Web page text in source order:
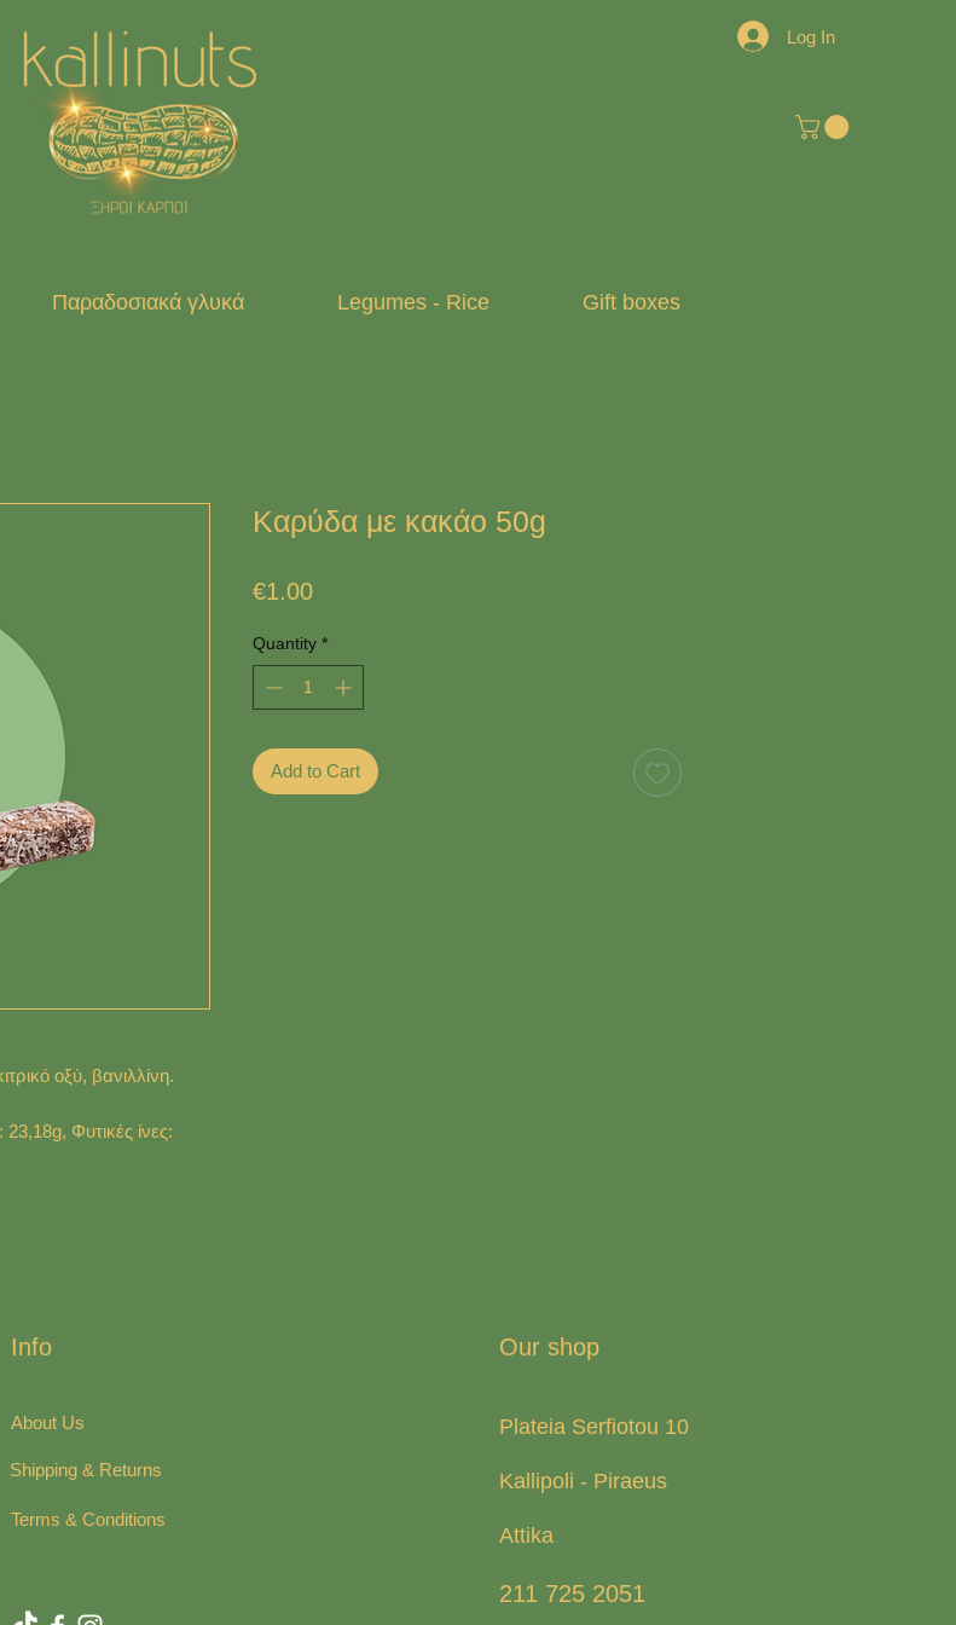
Log In
Παραδοσιακά γλυκά Legumes - Rice Gift boxes
οξύ, βανιλλίνη.
Φυτικές ίνες:
Καρύδα με κακάο 50g
€1.00Price
Quantity *
Add to Cart
Info
About Us
Shipping & Returns
Terms & Conditions
Our shop
Plateia Serfiotou 10
Kallipoli - Piraeus
Attika
211 725 2051